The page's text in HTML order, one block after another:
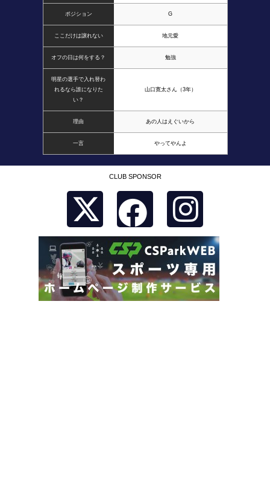
ポジション G
ここだけは譲れない 地元愛
オフの日は何をする？ 勉強
明星の選手で入れ替わ
れるなら誰になりた
い？
山口寛太さん（3年）
理由 あの人はえぐいから
一言 やってやんよ
CLUB SPONSOR